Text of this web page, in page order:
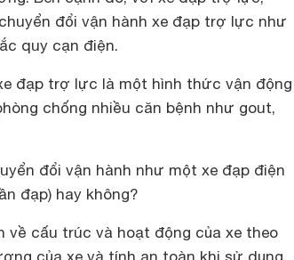
đổi vận hành xe đạp trợ lực như
quy cạn điện.
đạp trợ lực là một hình thức vận động
chống nhiều căn bệnh như gout,
đổi vận hành như một xe đạp điện
đạp) hay không?
về cấu trúc và hoạt động của xe theo